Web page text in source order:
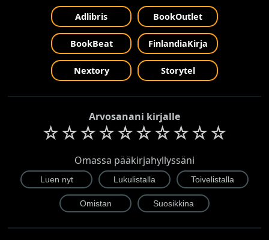
Adlibris BookOutlet
BookBeat FinlandiaKirja
Nextory Storytel
Arvosanani kirjalle
☆☆☆☆☆☆☆☆☆☆
Omassa pääkirjahyllyssäni